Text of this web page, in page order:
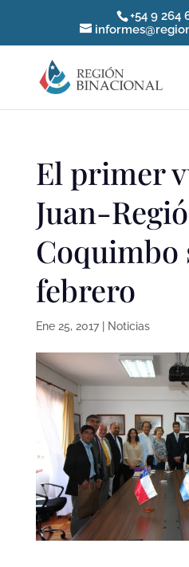
+54 9 264
El primer
Juan-
Coquimbo
febrero
Ene 25, 2017| Noticias